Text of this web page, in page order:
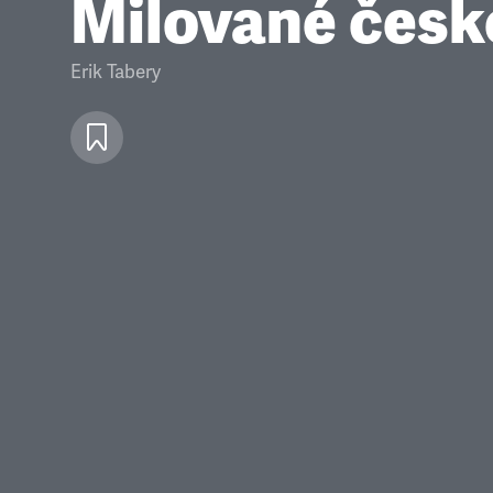
Milované
Erik Tabery